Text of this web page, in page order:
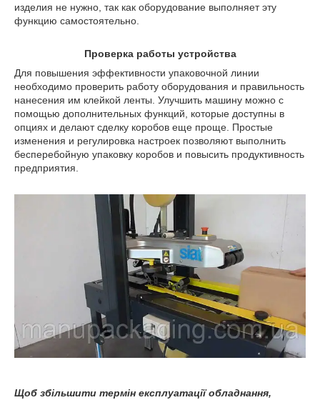
изделия не нужно, так как оборудование выполняет эту
функцию самостоятельно.
Проверка работы устройства
Для повышения эффективности упаковочной линии
необходимо проверить работу оборудования и правильность
нанесения им клейкой ленты. Улучшить машину можно с
помощью дополнительных функций, которые доступны в
опциях и делают сделку коробов еще проще. Простые
изменения и регулировка настроек позволяют выполнить
бесперебойную упаковку коробов и повысить продуктивность
предприятия.
Щоб збільшити термін експлуатації обладнання,